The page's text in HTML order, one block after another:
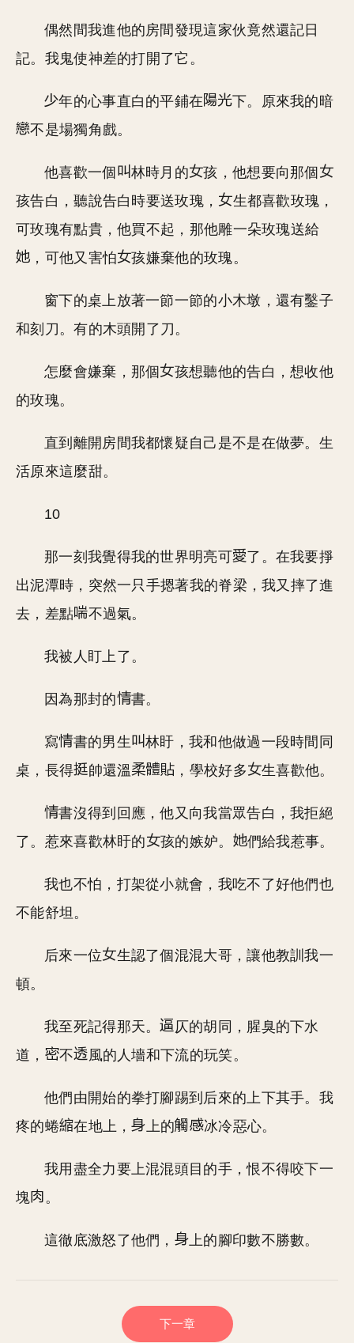
偶然間我進他的房間發現這家伙竟然還記日
記。我鬼使神差的打開了它。
年的心事直白的平鋪在
下。原來我的暗
不是場獨角戲。
他喜歡一個 林時月的
孩，他想要向那個
孩告白，聽說告白時要送玫瑰，
生都喜歡玫瑰，
可玫瑰有點貴，他買不起，那他雕一朵玫瑰送給
，可他又害怕
孩嫌棄他的玫瑰。
窗下的桌上放著一節一節的小木墩，還有鑿子
和刻刀。有的木頭開了刀。
怎麼會嫌棄，那個
孩想聽他的告白，想收他
的玫瑰。
直到離開房間我都懷疑自己是不是在做夢。生
活原來這麼甜。
10
那一刻我覺得我的世界明亮可
了。在我要掙
出泥潭時，突然一只手摁著我的脊梁，我又摔了進
去，差點
不過氣。
我被人盯上了。
因為那封的 書。
寫 書的男生
林盱，我和他做過一段時間同
桌，長得
帥還溫 ，學校好多 生喜歡他。
書沒得到回應，他又向我當眾告白，我拒絕
了。惹來喜歡林盱的
孩的嫉妒。 們給我惹事。
我也不怕，打架從小就會，我吃不了好他們也
不能舒坦。
后來一位
生認了個混混大哥，讓他教訓我一
頓。
我至死記得那天。
仄的胡同，腥臭的下水
道，
不 風的人墻和下流的玩笑。
他們由開始的拳打腳踢到后來的上下其手。我
疼的蜷
在地上， 上的 冰冷惡心。
我用盡全力要上混混頭目的手，恨不得咬下一
塊
。
這徹底激怒了他們， 上的腳印數不勝數。
下一章